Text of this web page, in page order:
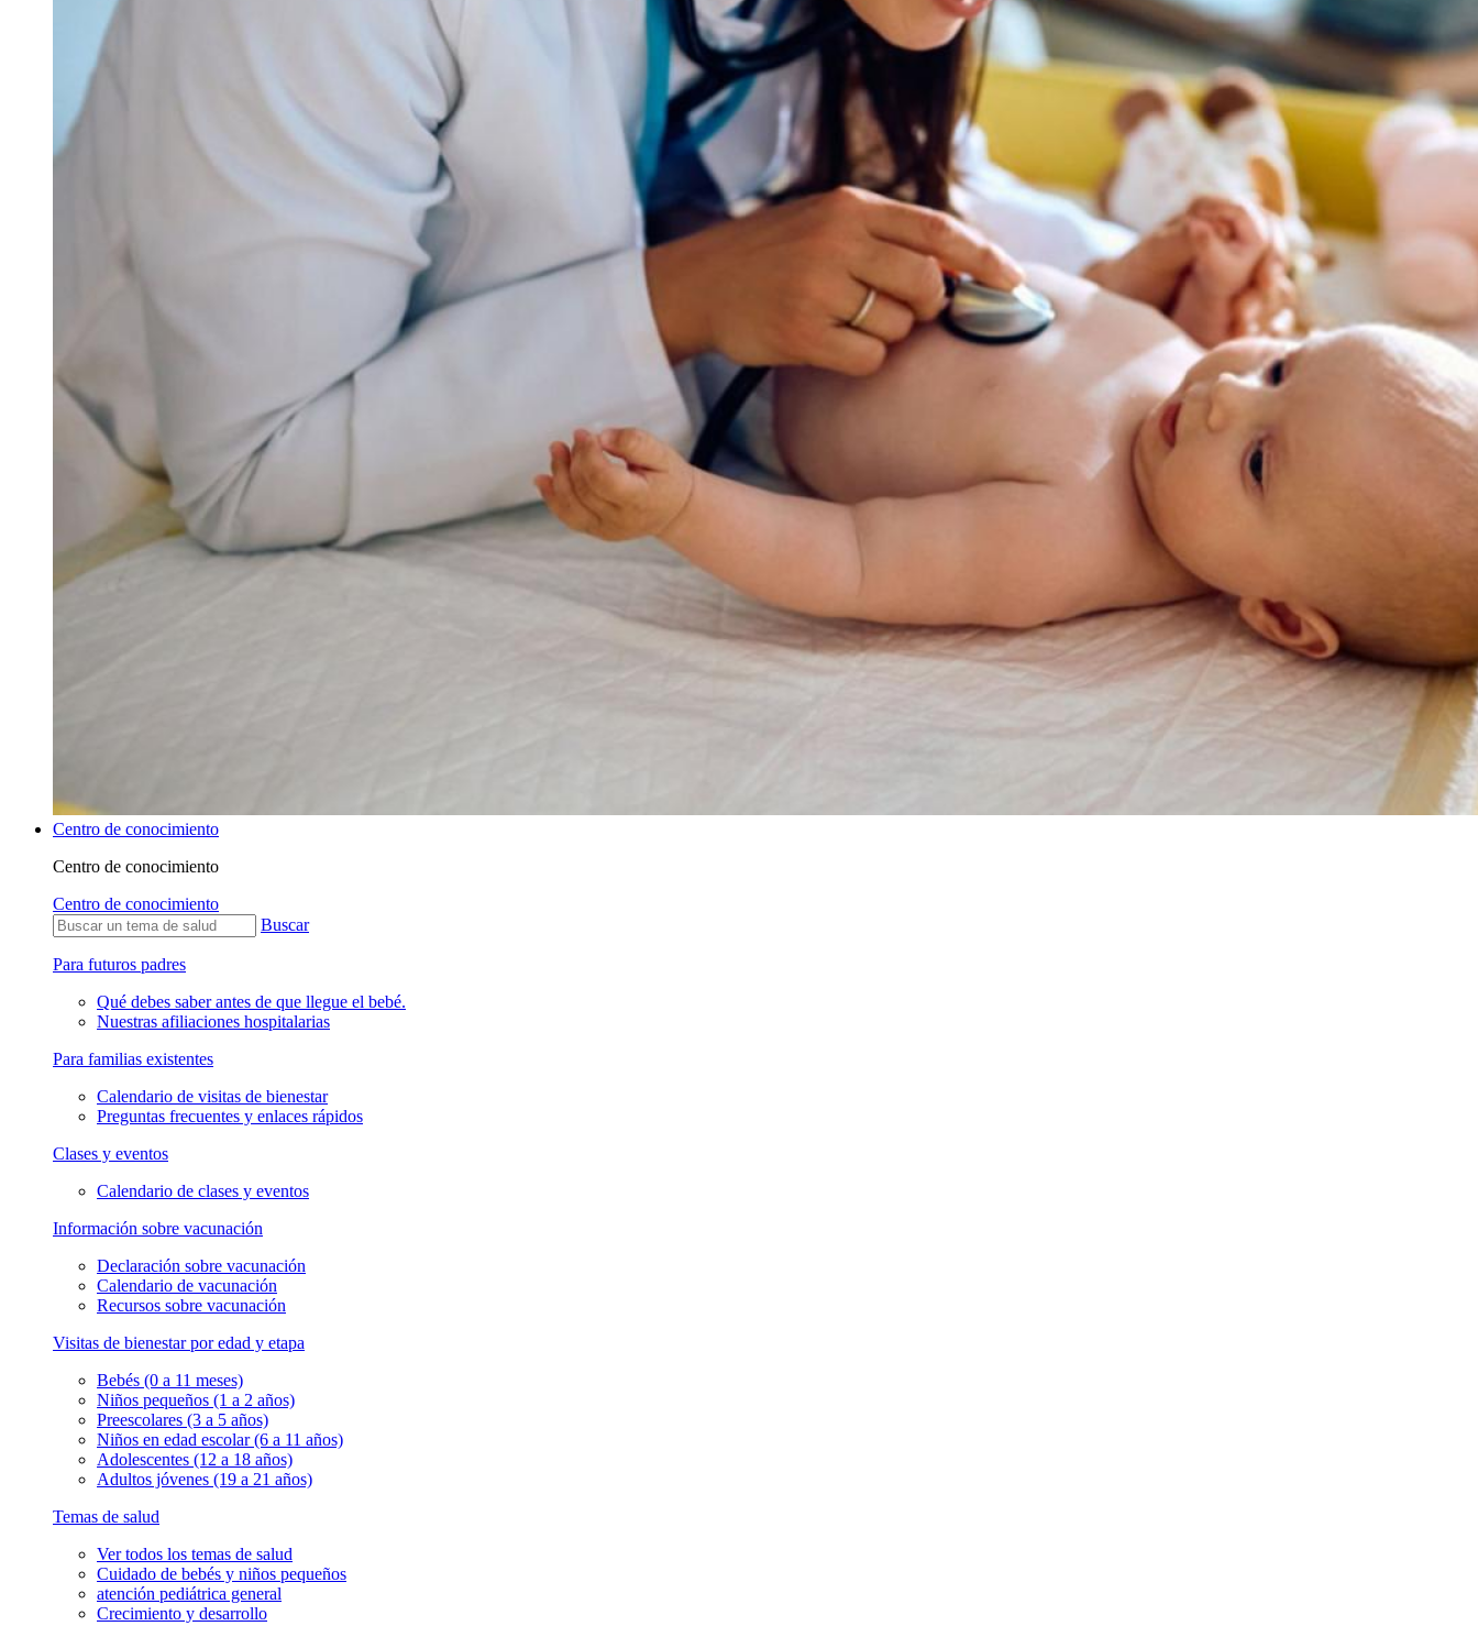
Centro de conocimiento
Centro de conocimiento
Centro de conocimiento
Buscar
Para futuros padres
Qué debes saber antes de que llegue el bebé.
Nuestras afiliaciones hospitalarias
Para familias existentes
Calendario de visitas de bienestar
Preguntas frecuentes y enlaces rápidos
Clases y eventos
Calendario de clases y eventos
Información sobre vacunación
Declaración sobre vacunación
Calendario de vacunación
Recursos sobre vacunación
Visitas de bienestar por edad y etapa
Bebés (0 a 11 meses)
Niños pequeños (1 a 2 años)
Preescolares (3 a 5 años)
Niños en edad escolar (6 a 11 años)
Adolescentes (12 a 18 años)
Adultos jóvenes (19 a 21 años)
Temas de salud
Ver todos los temas de salud
Cuidado de bebés y niños pequeños
atención pediátrica general
Crecimiento y desarrollo